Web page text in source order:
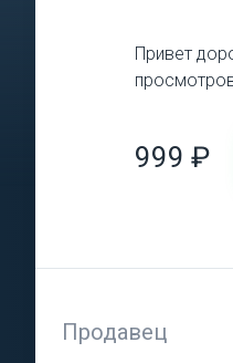
Привет
999 ₽
Продавец